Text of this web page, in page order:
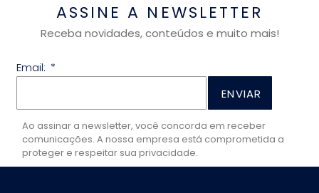
ASSINE A NEWSLETTER
Receba novidades, conteúdos e muito mais!
Email:
ENVIAR
Ao assinar a newsletter, você concorda em receber
comunicações. A nossa empresa está comprometida a
proteger e respeitar sua privacidade.